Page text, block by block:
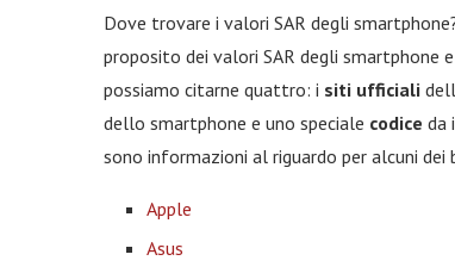
Dove trovare i valori SAR degli
proposito dei valori SAR degli smartphone
possiamo citarne quattro: i siti ufficiali
dello smartphone e uno speciale codice da
sono informazioni al riguardo per alcuni
Apple
Asus